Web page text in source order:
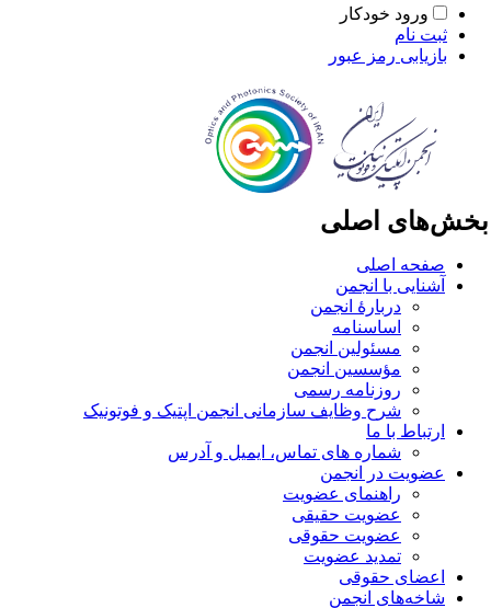
ورود خودکار
ثبت نام
بازیابی رمز عبور
اصلی
صفحه اصلی
آشنایی با انجمن
دربارۀ انجمن
اساسنامه
مسئولین انجمن
مؤسسین انجمن
روزنامه رسمی
شرح وظایف سازمانی انجمن اپتیک و فوتونیک
ارتباط با ما
شماره های تماس، ایمیل و آدرس
عضویت در انجمن
راهنمای عضویت
عضویت حقیقی
عضویت حقوقی
تمدید عضویت
اعضای حقوقی
شاخه‌های انجمن